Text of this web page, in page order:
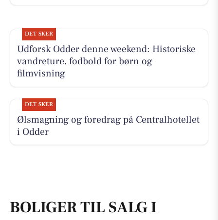
DET SKER
Udforsk Odder denne weekend: Historiske
vandreture, fodbold for børn og
filmvisning
DET SKER
Ølsmagning og foredrag på Centralhotellet
i Odder
BOLIGER TIL SALG I